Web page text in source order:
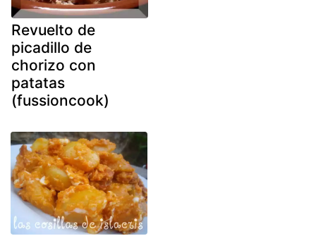
Revuelto de
picadillo de
chorizo con
patatas
(fussioncook)